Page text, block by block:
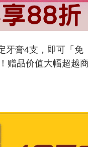
牙膏4支，即可「免
赠品价值大幅超越